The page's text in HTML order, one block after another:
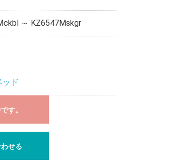
～ KZ6547Mskgr
ド
す。
せる